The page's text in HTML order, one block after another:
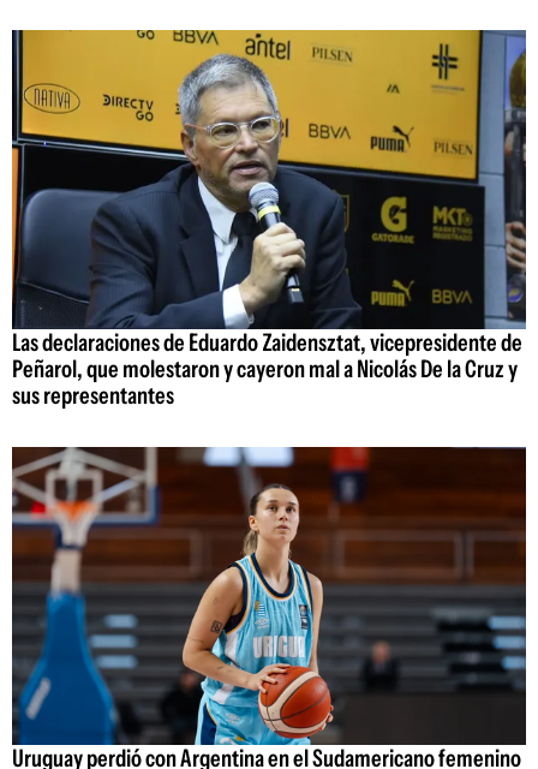
Las declaraciones de Eduardo Zaidensztat, vicepresidente de
Peñarol, que molestaron y cayeron mal a Nicolás De la Cruz y
sus representantes
Uruguay perdió con Argentina en el Sudamericano femenino